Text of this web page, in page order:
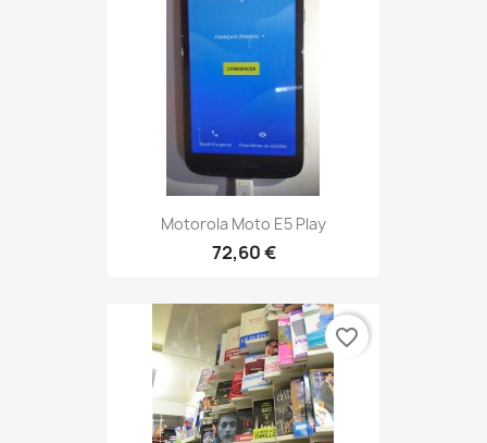
Motorola Moto E5 Play
72,60 €
favorite_border